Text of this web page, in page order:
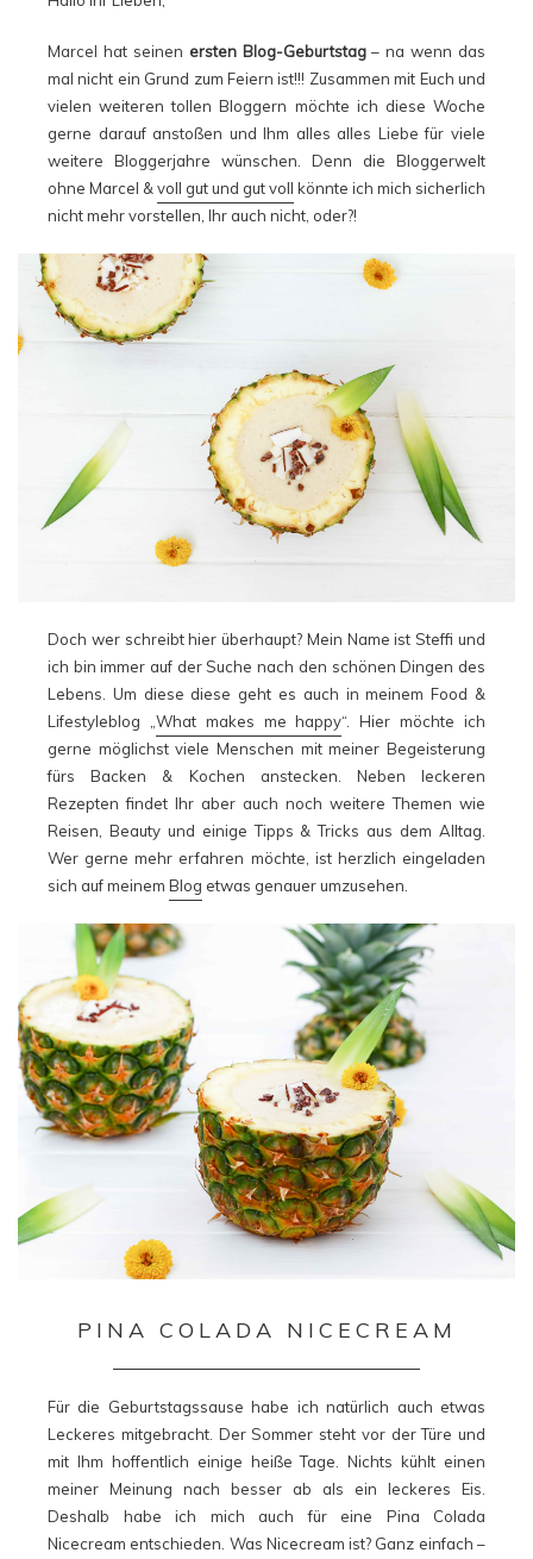
Marcel hat seinen ersten Blog-Geburtstag– na wenn das
mal nicht ein Grund zum Feiern ist!!! Zusammen mit Euch und
vielen weiteren tollen Bloggern möchte ich diese Woche
gerne darauf anstoßen und Ihm alles alles Liebe für viele
weitere Bloggerjahre wünschen. Denn die Bloggerwelt
ohne Marcel & voll gut und gut voll könnte ich mich sicherlich
nicht mehr vorstellen, Ihr auch nicht, oder?!
Doch wer schreibt hier überhaupt? Mein Name ist Steffi und
ich bin immer auf der Suche nach den schönen Dingen des
Lebens. Um diese diese geht es auch in meinem Food &
Lifestyleblog „ What makes me happy“. Hier möchte ich
gerne möglichst viele Menschen mit meiner Begeisterung
fürs Backen & Kochen anstecken. Neben leckeren
Rezepten findet Ihr aber auch noch weitere Themen wie
Reisen, Beauty und einige Tipps & Tricks aus dem Alltag.
Wer gerne mehr erfahren möchte, ist herzlich eingeladen
sich auf meinem Blog etwas genauer umzusehen.
PINA COLADA NICECREAM
Für die Geburtstagssause habe ich natürlich auch etwas
Leckeres mitgebracht. Der Sommer steht vor der Türe und
mit Ihm hoffentlich einige heiße Tage. Nichts kühlt einen
meiner Meinung nach besser ab als ein leckeres Eis.
Deshalb habe ich mich auch für eine Pina Colada
Nicecream entschieden. Was Nicecream ist? Ganz einfach –